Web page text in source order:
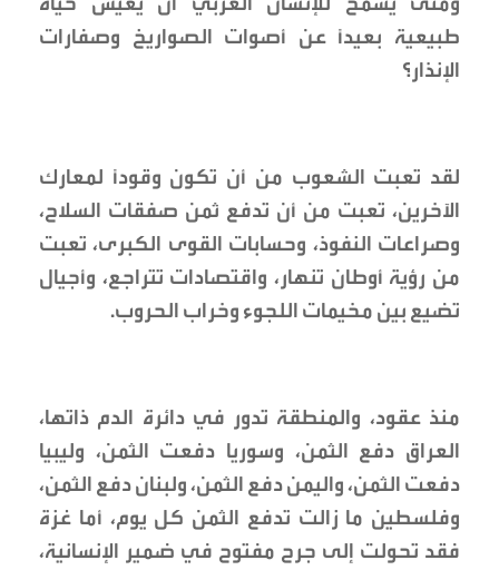
طبيعية بعيداً عن أصوات الصواريخ وصفارات
الإنذار؟
لقد تعبت الشعوب من أن تكون وقوداً لمعارك
الآخرين، تعبت من أن تدفع ثمن صفقات السلاح،
وصراعات النفوذ، وحسابات القوى الكبرى، تعبت
من رؤية أوطان تنهار، واقتصادات تتراجع، وأجيال
تضيع بين مخيمات اللجوء وخراب الحروب.
منذ عقود، والمنطقة تدور في دائرة الدم ذاتها،
العراق دفع الثمن، وسوريا دفعت الثمن، وليبيا
دفعت الثمن، واليمن دفع الثمن، ولبنان دفع الثمن،
وفلسطين ما زالت تدفع الثمن كل يوم، أما غزة
فقد تحولت إلى جرح مفتوح في ضمير الإنسانية،